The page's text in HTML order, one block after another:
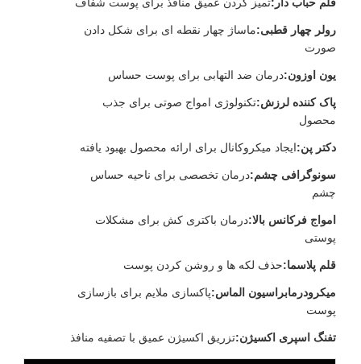
قلم حباب دار:تمیز کردن عمیق منافذ برای پوست شفاف
رولر چهار قطبی:ماساژ چهار نقطه ای برای شکل دادن
صورت
یون اوزون:درمان ضد التهابی برای پوست حساس
پاک کننده لرزش:تکنولوژی امواج صوتی برای جذب
محصول
دکتر پن:ایجاد میکروکانال برای ارائه محصول بهبود یافته
سونوگرافی چشم:درمان تخصصی برای ناحیه حساس
چشم
امواج فرکانس بالا:درمان باکتری کش برای مشکلات
پوستی
قلم پلاسما:حذف لکه ها و روشن کردن پوست
میکرودرمابراسیون الماس:پاکسازی ملایم برای بازسازی
پوست
تفنگ اسپری اکسیژن:تزریق اکسیژن عمیق با تصفیه منافذ